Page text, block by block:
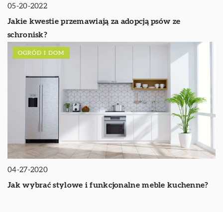
05-20-2022
Jakie kwestie przemawiają za adopcją psów ze
schronisk?
OGRÓD I DOM
04-27-2020
Jak wybrać stylowe i funkcjonalne meble kuchenne?